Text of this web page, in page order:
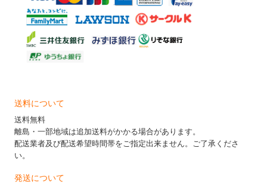
送料について
送料無料
離島・一部地域は追加送料がかかる場合があります。
配送業者及び配送希望時間帯をご指定出来ません。ご了承くださ
い。
発送について